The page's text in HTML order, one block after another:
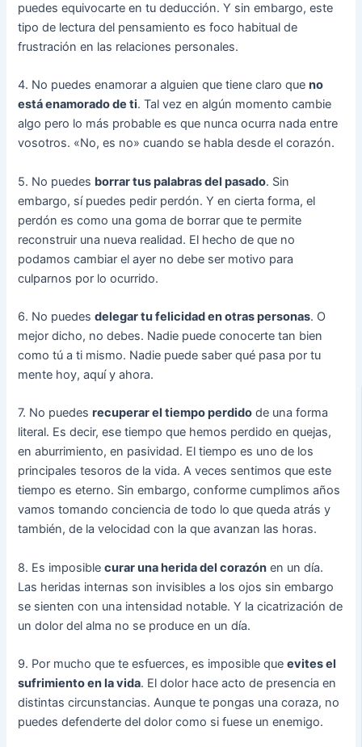
puedes equivocarte en tu deducción. Y sin embargo, este
tipo de lectura del pensamiento es foco habitual de
frustración en las relaciones personales.
4. No puedes enamorar a alguien que tiene claro queno
está enamorado de ti. Tal vez en algún momento cambie
algo pero lo más probable es que nunca ocurra nada entre
vosotros. «No, es no» cuando se habla desde el corazón.
5. No puedes borrar tus palabras del pasado. Sin
embargo, sí puedes pedir perdón. Y en cierta forma, el
perdón es como una goma de borrar que te permite
reconstruir una nueva realidad. El hecho de que no
podamos cambiar el ayer no debe ser motivo para
culparnos por lo ocurrido.
6. No puedesdelegar tu felicidad en otras personas. O
mejor dicho, no debes. Nadie puede conocerte tan bien
como tú a ti mismo. Nadie puede saber qué pasa por tu
mente hoy, aquí y ahora.
7. No puedesrecuperar el tiempo perdido de una forma
literal. Es decir, ese tiempo que hemos perdido en quejas,
en aburrimiento, en pasividad. El tiempo es uno de los
principales tesoros de la vida. A veces sentimos que este
tiempo es eterno. Sin embargo, conforme cumplimos años
vamos tomando conciencia de todo lo que queda atrás y
también, de la velocidad con la que avanzan las horas.
8. Es imposiblecurar una herida del corazón en un día.
Las heridas internas son invisibles a los ojos sin embargo
se sienten con una intensidad notable. Y la cicatrización de
un dolor del alma no se produce en un día.
9. Por mucho que te esfuerces, es imposible queevites el
sufrimiento en la vida. El dolor hace acto de presencia en
distintas circunstancias. Aunque te pongas una coraza, no
puedes defenderte del dolor como si fuese un enemigo.